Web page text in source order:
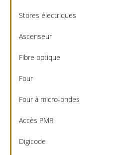
Stores électriques
Ascenseur
Fibre optique
Four
Four à micro-ondes
Accès PMR
Digicode